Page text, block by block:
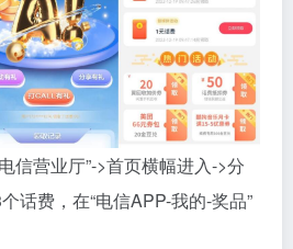
信营业厅”->首页横幅进入->分
话费，在“电信APP-我的-奖品”